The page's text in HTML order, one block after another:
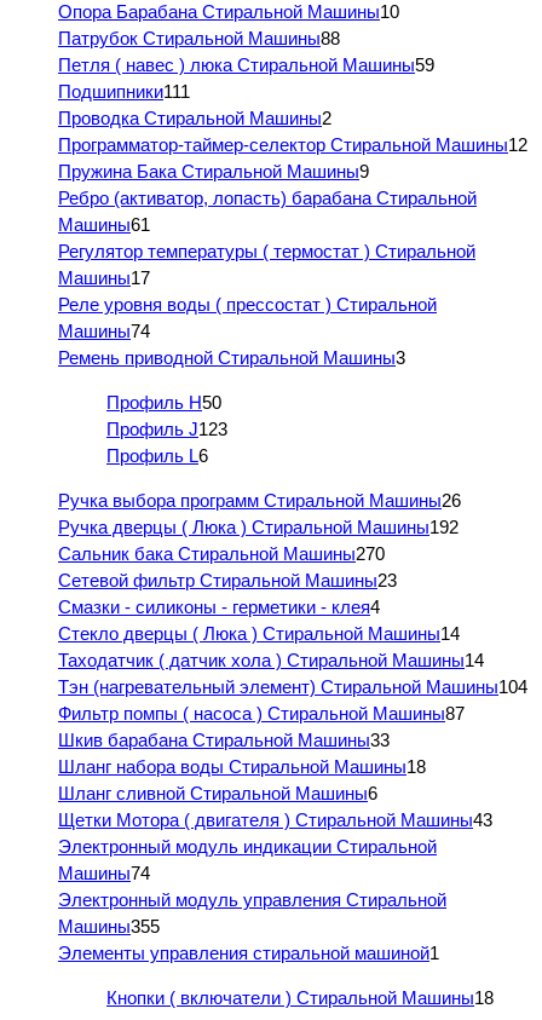
Опора Барабана Стиральной Машины10
Патрубок Стиральной Машины88
Петля ( навес ) люка Стиральной Машины59
Подшипники111
Проводка Стиральной Машины2
Программатор-таймер-селектор Стиральной Машины12
Пружина Бака Стиральной Машины9
Ребро (активатор, лопасть) барабана Стиральной
Машины61
Регулятор температуры ( термостат ) Стиральной
Машины17
Реле уровня воды ( прессостат ) Стиральной
Машины74
Ремень приводной Стиральной Машины3
Профиль H50
Профиль J123
Профиль L6
Ручка выбора программ Стиральной Машины26
Ручка дверцы ( Люка ) Стиральной Машины192
Сальник бака Стиральной Машины270
Сетевой фильтр Стиральной Машины23
Смазки - силиконы - герметики - клея4
Стекло дверцы ( Люка ) Стиральной Машины14
Таходатчик ( датчик хола ) Стиральной Машины14
Тэн (нагревательный элемент) Стиральной Машины104
Фильтр помпы ( насоса ) Стиральной Машины87
Шкив барабана Стиральной Машины33
Шланг набора воды Стиральной Машины18
Шланг сливной Стиральной Машины6
Щетки Мотора ( двигателя ) Стиральной Машины43
Электронный модуль индикации Стиральной
Машины74
Электронный модуль управления Стиральной
Машины355
Элементы управления стиральной машиной1
Кнопки ( включатели ) Стиральной Машины18